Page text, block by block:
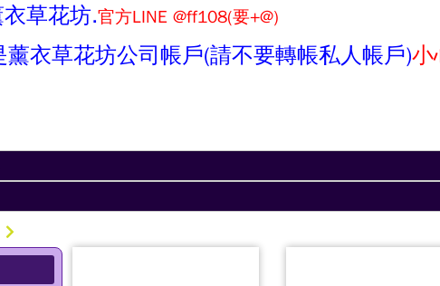
草花坊.官方LINE @ff108(要+@)
薰衣草花坊公司帳戶(請不要轉帳私人帳戶)小